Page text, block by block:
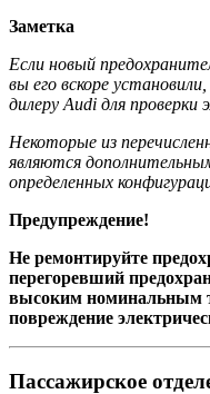
Заметка
Если новый
вы его вскоре
дилеру Audi для проверки
Некоторые из
являются
определенных
Предупреждение!
Не ремонтируйте
перегоревший
высоким номинальным
повреждение
Пассажирское